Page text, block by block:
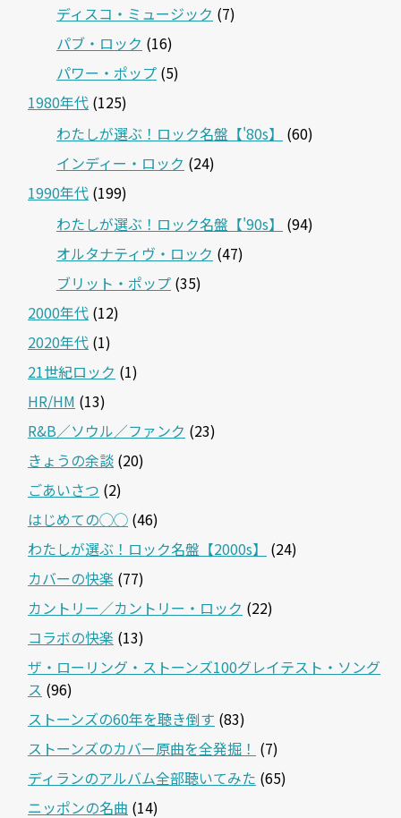
ディスコ・ミュージック (7)
パブ・ロック (16)
パワー・ポップ (5)
1980年代 (125)
わたしが選ぶ！ロック名盤【'80s】
(60)
インディー・ロック (24)
1990年代 (199)
わたしが選ぶ！ロック名盤【'90s】
(94)
オルタナティヴ・ロック (47)
ブリット・ポップ (35)
2000年代 (12)
2020年代 (1)
21世紀ロック (1)
HR/HM (13)
R&B／ソウル／ファンク (23)
きょうの余談 (20)
ごあいさつ (2)
はじめての◯◯ (46)
わたしが選ぶ！ロック名盤【2000s】
(24)
カバーの快楽 (77)
カントリー／カントリー・ロック (22)
コラボの快楽 (13)
ザ・ローリング・ストーンズ100グレイテスト・ソング
ス (96)
ストーンズの60年を聴き倒す (83)
ストーンズのカバー原曲を全発掘！ (7)
ディランのアルバム全部聴いてみた (65)
ニッポンの名曲 (14)